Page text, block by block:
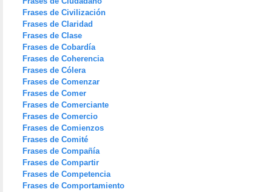
Frases de Civilización
Frases de Claridad
Frases de Clase
Frases de Cobardía
Frases de Coherencia
Frases de Cólera
Frases de Comenzar
Frases de Comer
Frases de Comerciante
Frases de Comercio
Frases de Comienzos
Frases de Comité
Frases de Compañía
Frases de Compartir
Frases de Competencia
Frases de Comportamiento